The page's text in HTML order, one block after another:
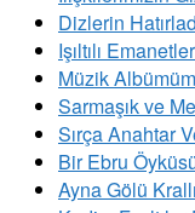
Dizlerin
​Işıltılı
Müzik
Sarmaşık ve
Sırça Anahtar
Bir Ebru
Ayna Gölü